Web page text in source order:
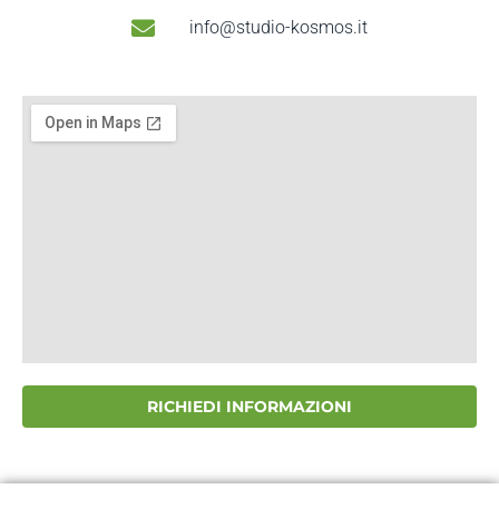
info@studio-kosmos.it
RICHIEDI INFORMAZIONI